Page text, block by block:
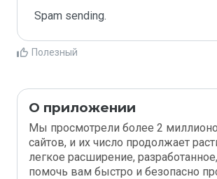
Spam sending.
Полезный
О приложении
Мы просмотрели более 2
сайтов, и их число продолжает
легкое расширение,
помочь вам быстро и безопасно